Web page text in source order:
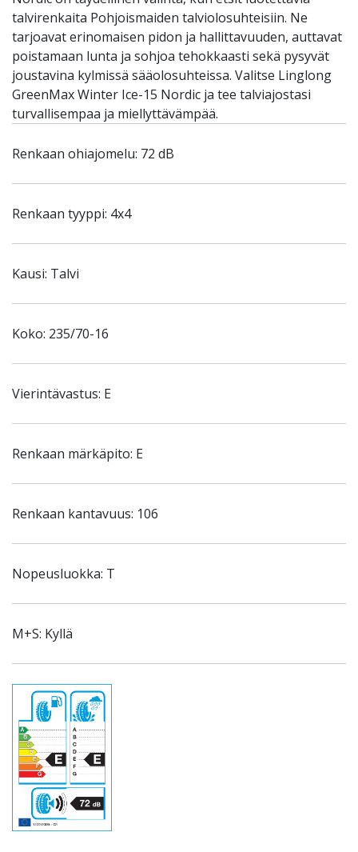
talvirenkaita Pohjoismaiden talviolosuhteisiin. Ne
tarjoavat erinomaisen pidon ja hallittavuuden, auttavat
poistamaan lunta ja sohjoa tehokkaasti sekä pysyvät
joustavina kylmissä sääolosuhteissa. Valitse Linglong
GreenMax Winter Ice-15 Nordic ja tee talviajostasi
turvallisempaa ja miellyttävämpää.
Renkaan ohiajomelu: 72 dB
Renkaan tyyppi: 4x4
Kausi: Talvi
Koko: 235/70-16
Vierintävastus: E
Renkaan märkäpito: E
Renkaan kantavuus: 106
Nopeusluokka: T
M+S: Kyllä